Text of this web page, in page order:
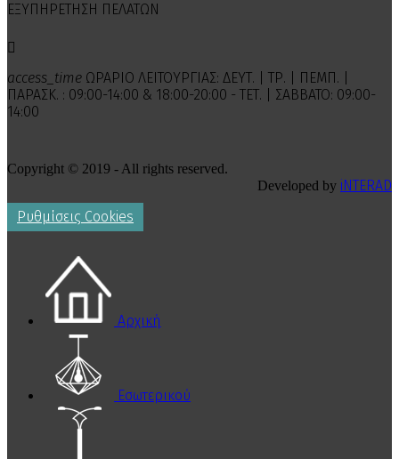
ΕΞΥΠΗΡΕΤΗΣΗ ΠΕΛΑΤΩΝ

access_time ΩΡΑΡΙΟ ΛΕΙΤΟΥΡΓΙΑΣ: ΔΕΥΤ. | ΤΡ. | ΠΕΜΠ. |
ΠΑΡΑΣΚ. : 09:00-14:00 & 18:00-20:00 - ΤΕΤ. | ΣΑΒΒΑΤΟ: 09:00-
14:00
Copyright © 2019 - All rights reserved.
Developed by iNTERAD
Ρυθμίσεις Cookies
Αρχική
Εσωτερικού